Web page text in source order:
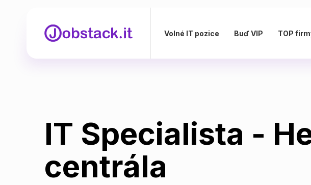
Volné IT pozice Buď VIP TOP
IT Specialista -
centrála